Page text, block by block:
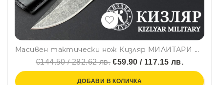
Масивен тактически нож Кизляр МИЛИТАРИ BLACK, стомана AUS-8, твърда кожена кания, KIZLYAR MILITARY
€144.50 / 282.62 лв. €59.90 / 117.15 лв.
ДОБАВИ В КОЛИЧКА